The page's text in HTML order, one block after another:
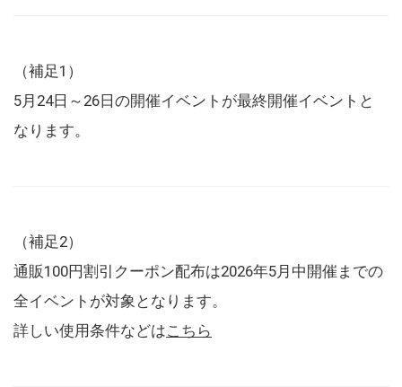
（補足1）
5月24日～26日の開催イベントが最終開催イベントと
なります。
（補足2）
通販100円割引クーポン配布は2026年5月中開催までの
全イベントが対象となります。
詳しい使用条件などはこちら